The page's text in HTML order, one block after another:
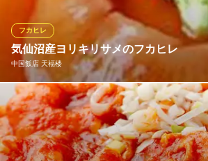
し上がりください。
中国意境菜 白燕（バイエン）
稲荷町駅近く・本格中華
地下鉄銀座線稲荷町駅 徒歩1分
東京都台東区元浅草2-7-10 オルタンシア4 2F
気仙沼産ヨリキリサメのフカヒレ
中国飯店 天福楼
フカヒレ
絶品フカヒレ♪コラーゲンたっぷり『ふかひ
味ください。国産の食材を使用した中国割
ます。料理長は本場中国・現地で修行を積
は料理長が厳選したもののみを使用してお